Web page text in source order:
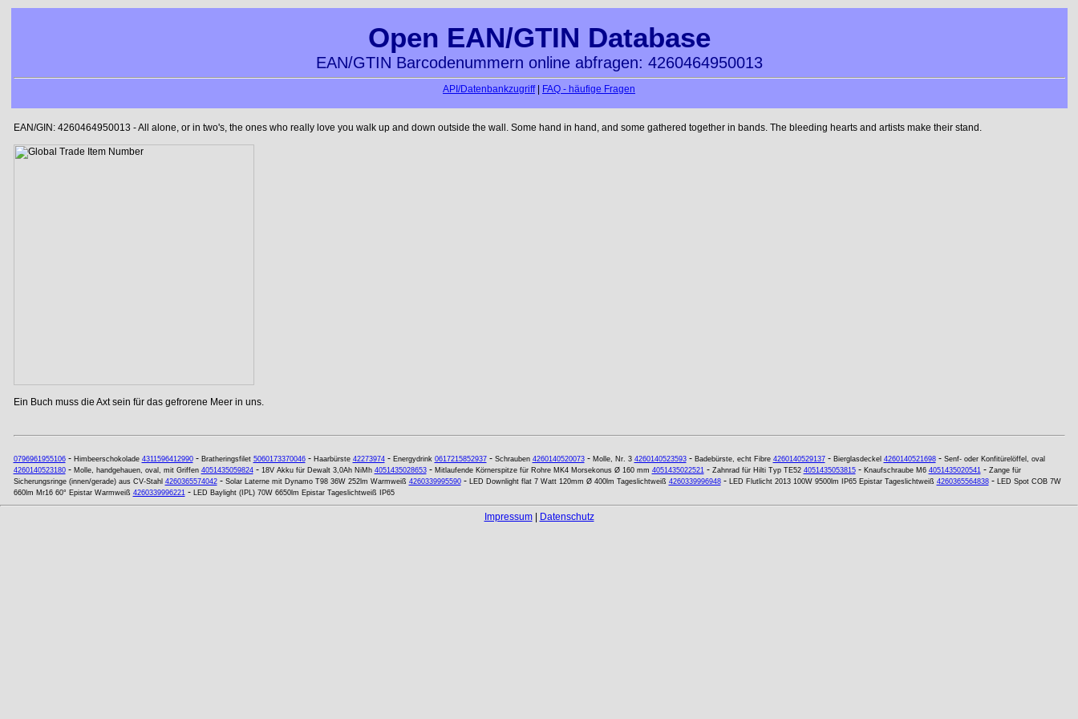
Open EAN/GTIN Database
EAN/GTIN Barcodenummern online abfragen: 4260464950013
API/Datenbankzugriff| FAQ - häufige Fragen
EAN/GIN: 4260464950013 - All alone, or in two's, the ones who really love you walk up and down outside the wall. Some hand in hand, and some gathered together in bands. The bleeding hearts and artists make their stand.
Ein Buch muss die Axt sein für das gefrorene Meer in uns.
0796961955106- Himbeerschokolade 4311596412990- Bratheringsfilet 5060173370046- Haarbürste 42273974- Energydrink 0617215852937- Schrauben 4260140520073- Molle, Nr. 3 4260140523593- Badebürste, echt Fibre 4260140529137- Bierglasdeckel 4260140521698- Senf- oder Konfitürelöffel, oval
4260140523180- Molle, handgehauen, oval, mit Griffen 4051435059824- 18V Akku für Dewalt 3,0Ah NiMh 4051435028653- Mitlaufende Körnerspitze für Rohre MK4 Morsekonus Ø 160 mm 4051435022521- Zahnrad für Hilti Typ TE52 4051435053815- Knaufschraube M6 4051435020541- Zange für
Sicherungsringe (innen/gerade) aus CV-Stahl 4260365574042- Solar Laterne mit Dynamo T98 36W 252lm Warmweiß 4260339995590- LED Downlight flat 7 Watt 120mm Ø 400lm Tageslichtweiß 4260339996948- LED Flutlicht 2013 100W 9500lm IP65 Epistar Tageslichtweiß 4260365564838- LED Spot COB 7W
660lm Mr16 60° Epistar Warmweiß 4260339996221- LED Baylight (IPL) 70W 6650lm Epistar Tageslichtweiß IP65
Impressum| Datenschutz